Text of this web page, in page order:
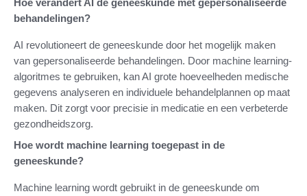
Hoe verandert AI de geneeskunde met gepersonaliseerde
behandelingen?
AI revolutioneert de geneeskunde door het mogelijk maken
van gepersonaliseerde behandelingen. Door machine learning-
algoritmes te gebruiken, kan AI grote hoeveelheden medische
gegevens analyseren en individuele behandelplannen op maat
maken. Dit zorgt voor precisie in medicatie en een verbeterde
gezondheidszorg.
Hoe wordt machine learning toegepast in de
geneeskunde?
Machine learning wordt gebruikt in de geneeskunde om